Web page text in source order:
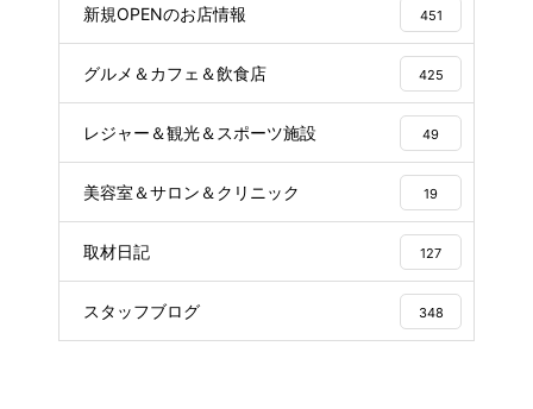
新規OPENのお店情報 451
グルメ＆カフェ＆飲食店 425
レジャー＆観光＆スポーツ施設 49
美容室＆サロン＆クリニック 19
取材日記 127
スタッフブログ 348